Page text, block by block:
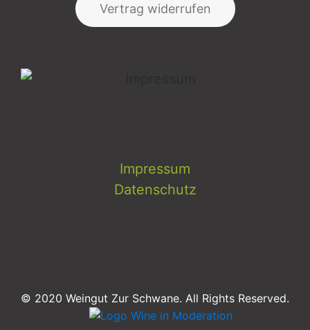
Vertrag widerrufen
Impressum
Datenschutz
© 2020 Weingut Zur Schwane. All Rights Reserved.